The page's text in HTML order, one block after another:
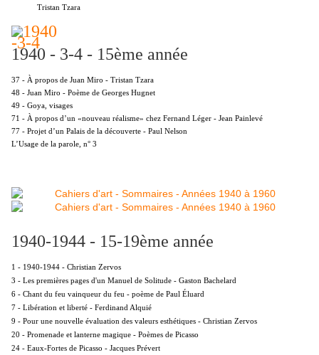
Tristan Tzara
1940 - 3-4 - 15ème année
37 - À propos de Juan Miro - Tristan Tzara
48 - Juan Miro - Poème de Georges Hugnet
49 - Goya, visages
71 - À propos d’un «nouveau réalisme» chez Fernand Léger - Jean Painlevé
77 - Projet d’un Palais de la découverte - Paul Nelson
L’Usage de la parole, n° 3
1940-1944 - 15-19ème année
1 - 1940-1944 - Christian Zervos
3 - Les premières pages d'un Manuel de Solitude - Gaston Bachelard
6 - Chant du feu vainqueur du feu - poème de Paul Éluard
7 - Libération et liberté - Ferdinand Alquié
9 - Pour une nouvelle évaluation des valeurs esthétiques - Christian Zervos
20 - Promenade et lanterne magique - Poèmes de Picasso
24 - Eaux-Fortes de Picasso - Jacques Prévert